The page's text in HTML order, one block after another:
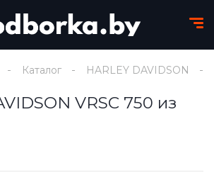
Каталог HARLEY DAVIDSON
VRSC 750 из